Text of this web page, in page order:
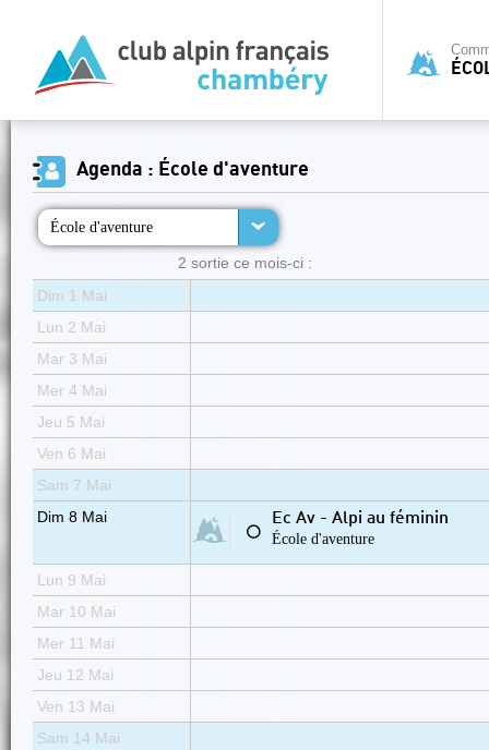
Agenda : École d'aventure
École d'aventure
2 sortie ce mois-ci :
Dim 1 Mai
Lun 2 Mai
Mar 3 Mai
Mer 4 Mai
Jeu 5 Mai
Ven 6 Mai
Sam 7 Mai
Dim 8 Mai
⚪
Ec Av - Alpi au féminin
École d'aventure
Lun 9 Mai
Mar 10 Mai
Mer 11 Mai
Jeu 12 Mai
Ven 13 Mai
Sam 14 Mai